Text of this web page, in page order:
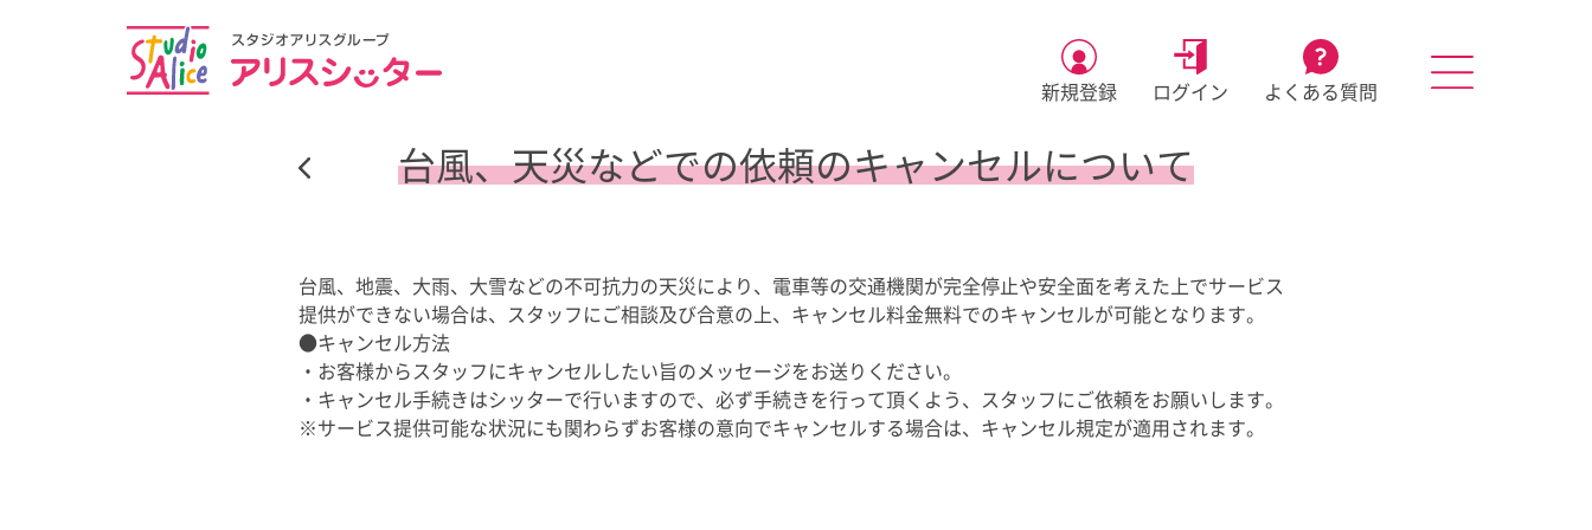
新規登録 ログイン よくある質問
台風、天災などでの依頼のキャンセルについて
台風、地震、大雨、大雪などの不可抗力の天災により、電車等の交通機関が完全停止や安全面を考えた上でサービス
提供ができない場合は、
スタッフにご相談及び合意の上、キャンセル料金無料でのキャンセルが可能となります。
●キャンセル方法
・お客様からスタッフにキャンセルしたい旨のメッセージをお送りください。
・キャンセル手続きはシッターで行いますので、必ず手続きを行って頂くよう、スタッフにご依頼をお願いします。
※サービス提供可能な状況にも関わらずお客様の意向でキャンセルする場合は、キャンセル規定が適用されます。